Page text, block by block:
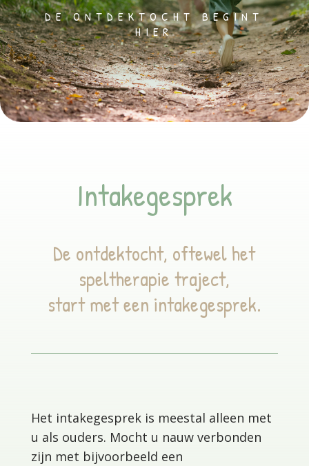
DE ONTDEKTOCHT BEGINT
HIER
Intakegesprek
De ontdektocht, oftewel het
speltherapie traject,
start met een intakegesprek.
Het intakegesprek is meestal alleen met
u als ouders. Mocht u nauw verbonden
zijn met bijvoorbeeld een